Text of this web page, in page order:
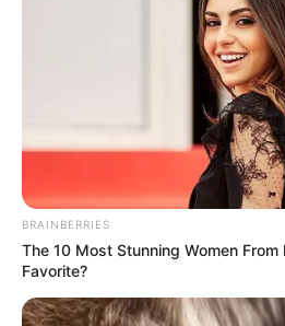
BRAINBERRIES
The 10 Most Stunning Women
Favorite?